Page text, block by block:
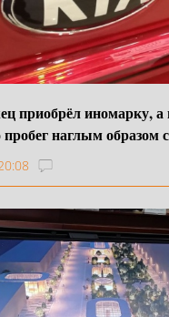
приобрёл иномарку, а
пробег наглым образом